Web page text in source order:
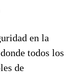
en la
todos los
de